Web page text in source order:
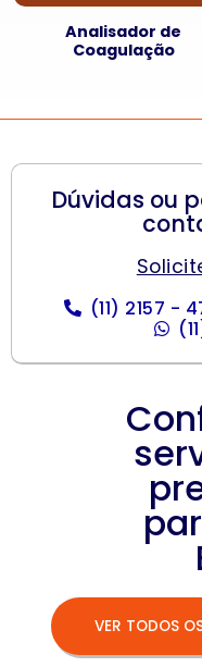
Analisador de
Coagulação
Dúvidas ou
(11) 2157 -
VER TODOS